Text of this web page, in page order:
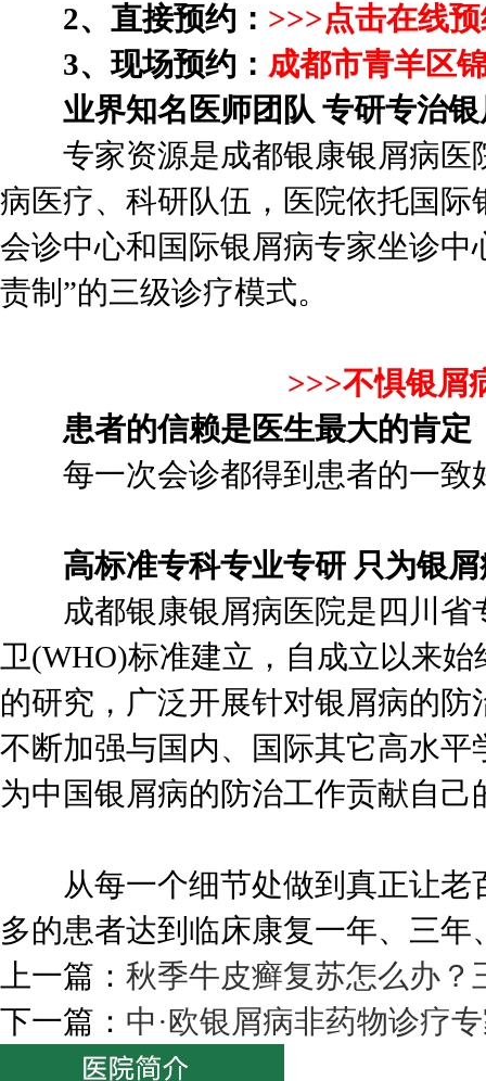
2、直接预约： >>>点击在线
3、现场预约： 成都市青羊区
业界知名医师团队 专研专治银
专家资源是成都银康银屑病医
病医疗、科研队伍，医院依托国
会诊中心和国际银屑病专家坐诊
责制”的三级诊疗模式。
>>>不惧银屑
患者的信赖是医生最大的肯定
每一次会诊都得到患者的一致
高标准专科专业专研 只为银屑
成都银康银屑病医院是四川省
卫(WHO)标准建立，自成立以来
的研究，广泛开展针对银屑病的
不断加强与国内、国际其它高水
为中国银屑病的防治工作贡献自己
从每一个细节处做到真正让老
多的患者达到临床康复一年、三年
上一篇： 秋季牛皮癣复苏怎么办
下一篇： 中·欧银屑病非药物诊疗